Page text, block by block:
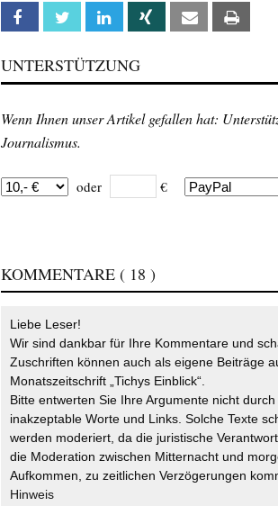
Facebook Twitter Linkedin Xing Email
UNTERSTÜTZUNG
Wenn Ihnen unser Artikel gefallen hat:
Journalismus.
oder €
KOMMENTARE ( 18 )
Liebe Leser!
Wir sind dankbar für Ihre Kommentare und
Zuschriften können auch als eigene Beiträge
Monatszeitschrift „Tichys Einblick“.
Bitte entwerten Sie Ihre Argumente nicht
inakzeptable Worte und Links. Solche Texte
werden moderiert, da die juristische
die Moderation zwischen Mitternacht und
Aufkommen, zu zeitlichen Verzögerungen
Hinweis